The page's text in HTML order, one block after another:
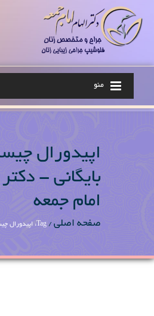
منو
اپیدورال
بایگانی - دکتر
امام جمعه
صفحه اصلی / Tag: اپیدورال چیست